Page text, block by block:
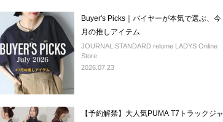
Buyer's Picks｜バイヤーが本気で選ぶ、今
月の推しアイテム
JOURNAL STANDARD relume LADYS Online
Store
2026.07.23
【予約解禁】大人気PUMA T7トラックジャ